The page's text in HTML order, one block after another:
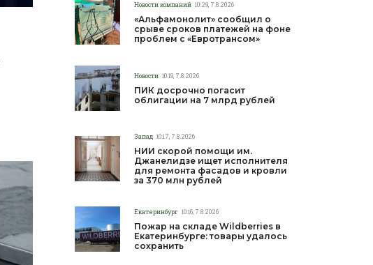
Новости компаний 10:29, 7.8.2026
«Альфамонолит» сообщил о
срыве сроков платежей на фоне
проблем с «Евротрансом»
Новости 10:19, 7.8.2026
ПИК досрочно погасит
облигации на 7 млрд рублей
Запад 10:17, 7.8.2026
НИИ скорой помощи им.
Джанелидзе ищет исполнителя
для ремонта фасадов и кровли
за 370 млн рублей
Екатеринбург 10:16, 7.8.2026
Пожар на складе Wildberries в
Екатеринбурге: товары удалось
сохранить